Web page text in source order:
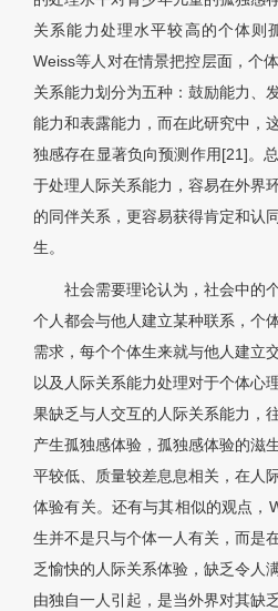
关系能力处理水平较高的个体则
Weiss等人对在情景把控层面，个
关系能力划分为五种：鼓励能力、
能力和表露能力，而在此研究中，
独感存在显著负向预测作用[21]。
于处理人际关系能力，容易在外界
的同伴关系，更容易获得肯定和认
生。
社会需要理论认为，社会中的
个人都会与他人建立某种联系，个
需求，每个个体生来就与他人建立
以及人际关系能力处理对于个体心
果缺乏与人交互的人际关系能力，
产生孤独感体验，孤独感体验的滋
平较低、质量较差息息相关，在人
体验有关。还有与其相似的观点，
生并不是只与个体一人有关，而是
乏愉快的人际关系体验，缺乏令人
由独自一人引起，是当外界对其缺